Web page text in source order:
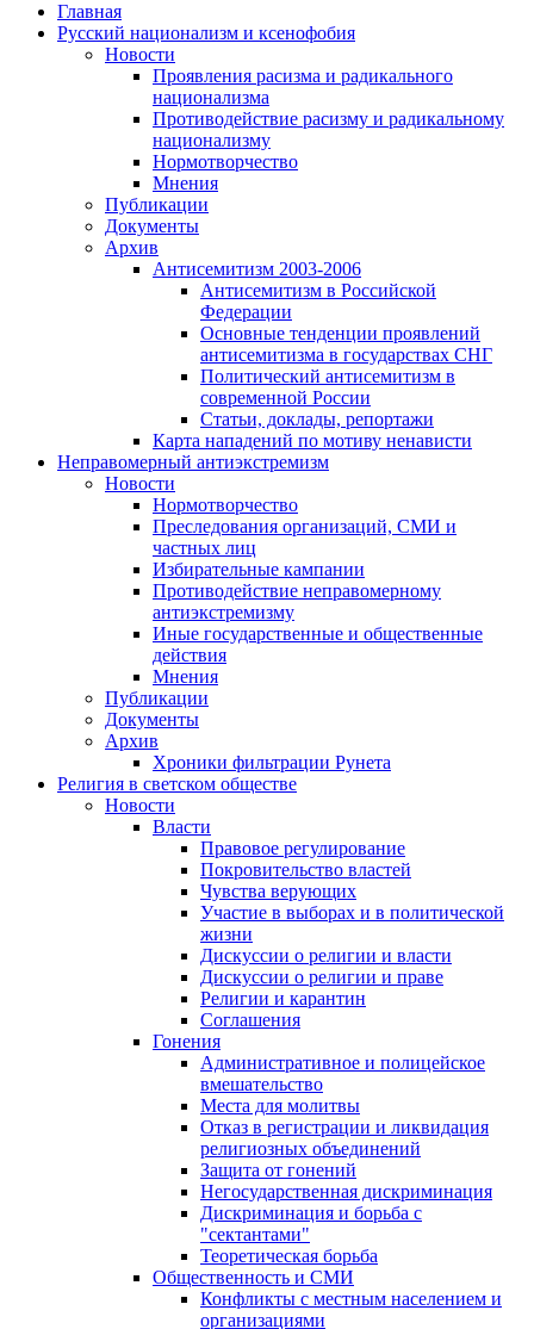
Главная
Русский национализм и ксенофобия
Новости
Проявления расизма и радикального
национализма
Противодействие расизму и радикальному
национализму
Нормотворчество
Мнения
Публикации
Документы
Архив
Антисемитизм 2003-2006
Антисемитизм в Российской
Федерации
Основные тенденции проявлений
антисемитизма в государствах СНГ
Политический антисемитизм в
современной России
Статьи, доклады, репортажи
Карта нападений по мотиву ненависти
Неправомерный антиэкстремизм
Новости
Нормотворчество
Преследования организаций, СМИ и
частных лиц
Избирательные кампании
Противодействие неправомерному
антиэкстремизму
Иные государственные и общественные
действия
Мнения
Публикации
Документы
Архив
Хроники фильтрации Рунета
Религия в светском обществе
Новости
Власти
Правовое регулирование
Покровительство властей
Чувства верующих
Участие в выборах и в политической
жизни
Дискуссии о религии и власти
Дискуссии о религии и праве
Религии и карантин
Соглашения
Гонения
Административное и полицейское
вмешательство
Места для молитвы
Отказ в регистрации и ликвидация
религиозных объединений
Защита от гонений
Негосударственная дискриминация
Дискриминация и борьба с
"сектантами"
Теоретическая борьба
Общественность и СМИ
Конфликты с местным населением и
организациями